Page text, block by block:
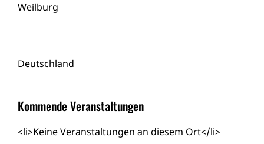
Weilburg
Deutschland
Kommende Veranstaltungen
<li>Keine Veranstaltungen an diesem Ort</li>